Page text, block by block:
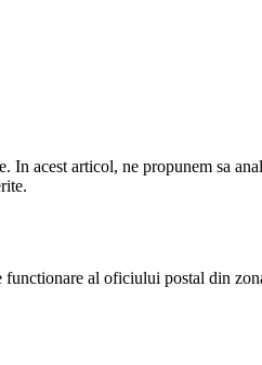
In acest articol, ne propunem sa
al oficiului postal din